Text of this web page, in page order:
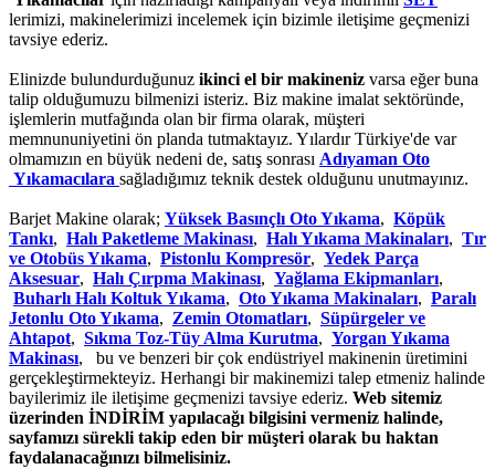
lerimizi, makinelerimizi incelemek için bizimle iletişime geçmenizi
tavsiye ederiz.
Elinizde bulundurduğunuz ikinci el bir makineniz varsa eğer buna
talip olduğumuzu bilmenizi isteriz. Biz makine imalat sektöründe,
işlemlerin mutfağında olan bir firma olarak, müşteri
memnununiyetini ön planda tutmaktayız. Yılardır Türkiye'de var
olmamızın en büyük nedeni de, satış sonrası Adıyaman Oto
Yıkamacılara sağladığımız teknik destek olduğunu unutmayınız.
Barjet Makine olarak; Yüksek Basınçlı Oto Yıkama, Köpük
Tankı, Halı Paketleme Makinası, Halı Yıkama Makinaları, Tır
ve Otobüs Yıkama, Pistonlu Kompresör, Yedek Parça
Aksesuar, Halı Çırpma Makinası, Yağlama Ekipmanları,
Buharlı Halı Koltuk Yıkama, Oto Yıkama Makinaları, Paralı
Jetonlu Oto Yıkama, Zemin Otomatları, Süpürgeler ve
Ahtapot, Sıkma Toz-Tüy Alma Kurutma, Yorgan Yıkama
Makinası, bu ve benzeri bir çok endüstriyel makinenin üretimini
gerçekleştirmekteyiz. Herhangi bir makinemizi talep etmeniz halinde
bayilerimiz ile iletişime geçmenizi tavsiye ederiz. Web sitemiz
üzerinden İNDİRİM yapılacağı bilgisini vermeniz halinde,
sayfamızı sürekli takip eden bir müşteri olarak bu haktan
faydalanacağınızı bilmelisiniz.